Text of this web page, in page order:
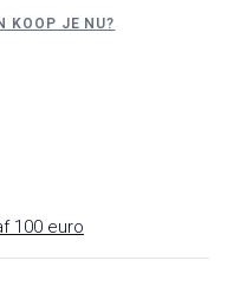
KOOP JE NU?
100 euro